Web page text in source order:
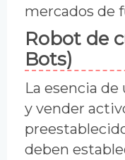
mercados de
Robot de
Bots)
La esencia
y vender
deben